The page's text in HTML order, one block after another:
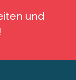
und